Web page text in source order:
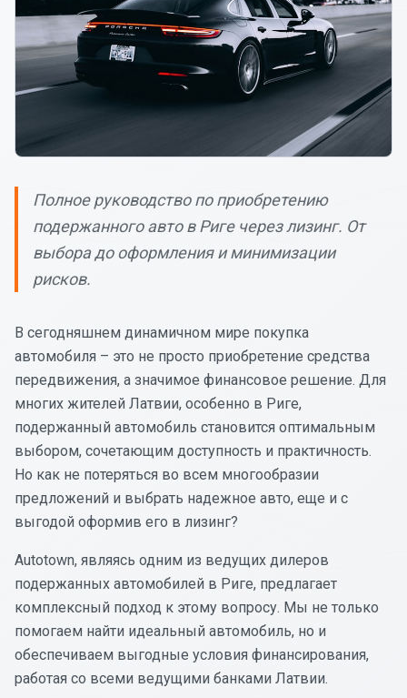
Полное руководство по приобретению
подержанного авто в Риге через лизинг. От
выбора до оформления и минимизации
рисков.
В сегодняшнем динамичном мире покупка
автомобиля – это не просто приобретение средства
передвижения, а значимое финансовое решение. Для
многих жителей Латвии, особенно в Риге,
подержанный автомобиль становится оптимальным
выбором, сочетающим доступность и практичность.
Но как не потеряться во всем многообразии
предложений и выбрать надежное авто, еще и с
выгодой оформив его в лизинг?
Autotown, являясь одним из ведущих дилеров
подержанных автомобилей в Риге, предлагает
комплексный подход к этому вопросу. Мы не только
помогаем найти идеальный автомобиль, но и
обеспечиваем выгодные условия финансирования,
работая со всеми ведущими банками Латвии.